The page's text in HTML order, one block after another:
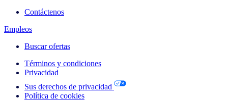
Contáctenos
Empleos
Buscar ofertas
Términos y condiciones
Privacidad
Sus derechos de privacidad
Política de cookies